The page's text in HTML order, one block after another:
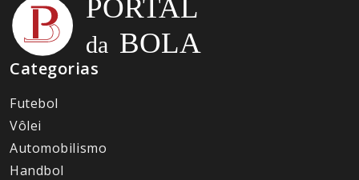
Categorias
Futebol
Vôlei
Automobilismo
Handbol